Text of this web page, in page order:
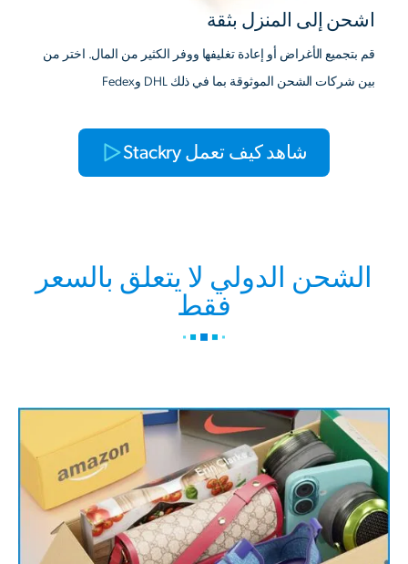
اشحن إلى المنزل بثقة
قم بتجميع الأغراض أو إعادة تغليفها ووفر الكثير من المال. اختر من
بين شركات الشحن الموثوقة بما في ذلك DHL وFedex
شاهد كيف تعمل Stackry
الشحن الدولي لا يتعلق بالسعر
فقط